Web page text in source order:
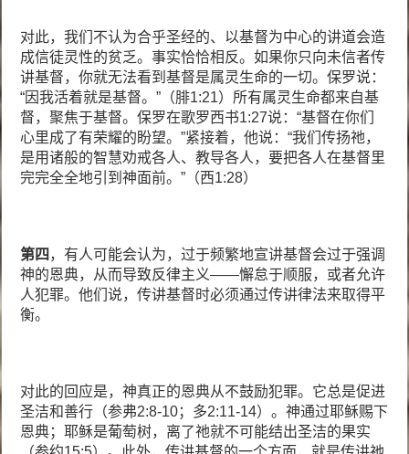
对此，我们不认为合乎圣经的、以基督为中心的讲道会造
成信徒灵性的贫乏。事实恰恰相反。如果你只向未信者传
讲基督，你就无法看到基督是属灵生命的一切。保罗说：
“因我活着就是基督。”（腓1:21）所有属灵生命都来自基
督，聚焦于基督。保罗在歌罗西书1:27说：“基督在你们
心里成了有荣耀的盼望。”紧接着，他说：“我们传扬祂，
是用诸般的智慧劝戒各人、教导各人，要把各人在基督里
完完全全地引到神面前。”（西1:28）
第四 ，有人可能会认为，过于频繁地宣讲基督会过于强调
神的恩典，从而导致反律主义——懈怠于顺服，或者允许
人犯罪。他们说，传讲基督时必须通过传讲律法来取得平
衡。
对此的回应是，神真正的恩典从不鼓励犯罪。它总是促进
圣洁和善行（参弗2:8-10；多2:11-14）。神通过耶稣赐下
恩典；耶稣是葡萄树，离了祂就不可能结出圣洁的果实